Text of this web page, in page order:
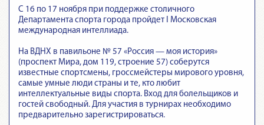
С 16 по 17 ноября при поддержке столичного
Департамента спорта города пройдет I Московская
международная интеллиада.
На ВДНХ в павильоне № 57 «Россия — моя история»
(проспект Мира, дом 119, строение 57) соберутся
известные спортсмены, гроссмейстеры мирового уровня,
самые умные люди страны и те, кто любит
интеллектуальные виды спорта. Вход для болельщиков и
гостей свободный. Для участия в турнирах необходимо
предварительно зарегистрироваться.